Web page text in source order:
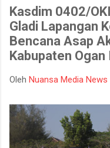
Kasdim 0402/
Gladi Lapangan
Bencana Asap
Kabupaten Ogan
Oleh Nuansa Media News